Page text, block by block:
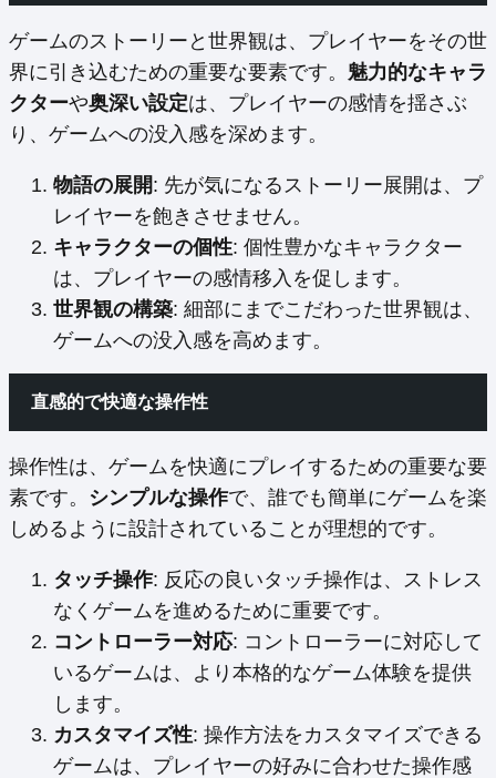
ゲームのストーリーと世界観は、プレイヤーをその世
界に引き込むための重要な要素です。 魅力的なキャラ
クターや奥深い設定は、プレイヤーの感情を揺さぶ
り、ゲームへの没入感を深めます。
物語の展開: 先が気になるストーリー展開は、プ
レイヤーを飽きさせません。
キャラクターの個性: 個性豊かなキャラクター
は、プレイヤーの感情移入を促します。
世界観の構築: 細部にまでこだわった世界観は、
ゲームへの没入感を高めます。
直感的で快適な操作性
操作性は、ゲームを快適にプレイするための重要な要
素です。 シンプルな操作で、誰でも簡単にゲームを楽
しめるように設計されていることが理想的です。
タッチ操作: 反応の良いタッチ操作は、ストレス
なくゲームを進めるために重要です。
コントローラー対応: コントローラーに対応して
いるゲームは、より本格的なゲーム体験を提供
します。
カスタマイズ性: 操作方法をカスタマイズできる
ゲームは、プレイヤーの好みに合わせた操作感